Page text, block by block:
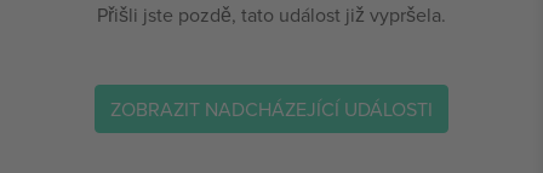
Přišli jste pozdě, tato událost již vypršela.
ZOBRAZIT NADCHÁZEJÍCÍ UDÁLOSTI